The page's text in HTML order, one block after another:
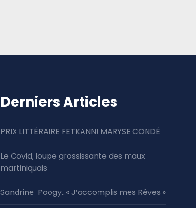
Derniers Articles
PRIX LITTÉRAIRE FETKANN! MARYSE CONDÉ
Le Covid, loupe grossissante des maux
martiniquais
Sandrine Poogy…« J’accomplis mes Rêves »